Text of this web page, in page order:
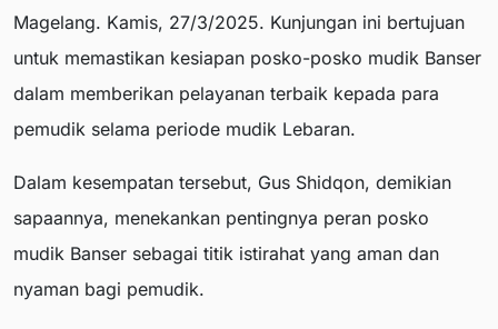
Magelang. Kamis, 27/3/2025. Kunjungan ini bertujuan
untuk memastikan kesiapan posko-posko mudik Banser
dalam memberikan pelayanan terbaik kepada para
pemudik selama periode mudik Lebaran.
Dalam kesempatan tersebut, Gus Shidqon, demikian
sapaannya, menekankan pentingnya peran posko
mudik Banser sebagai titik istirahat yang aman dan
nyaman bagi pemudik.